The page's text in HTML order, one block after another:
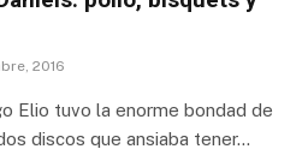
2016
Elio tuvo la enorme bondad de
discos que ansiaba tener…